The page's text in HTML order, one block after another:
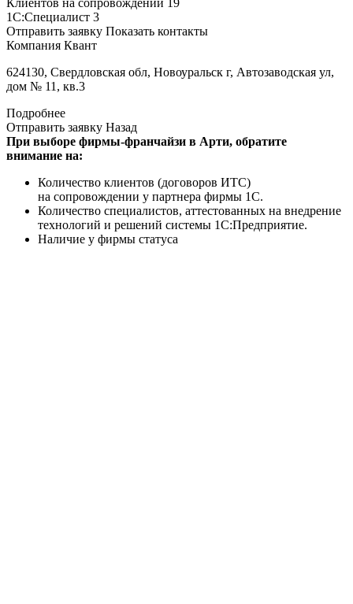
1С:Специалист 3
Отправить заявку Показать контакты
Компания Квант
624130, Свердловская обл, Новоуральск г, Автозаводская ул,
дом № 11, кв.3
Подробнее
Отправить заявку Назад
При выборе фирмы-франчайзи в Арти, обратите
внимание на:
Количество клиентов (договоров ИТС)
на сопровождении у партнера фирмы 1С.
Количество специалистов, аттестованных на внедрение
технологий и решений системы 1С:Предприятие.
Наличие у фирмы статуса